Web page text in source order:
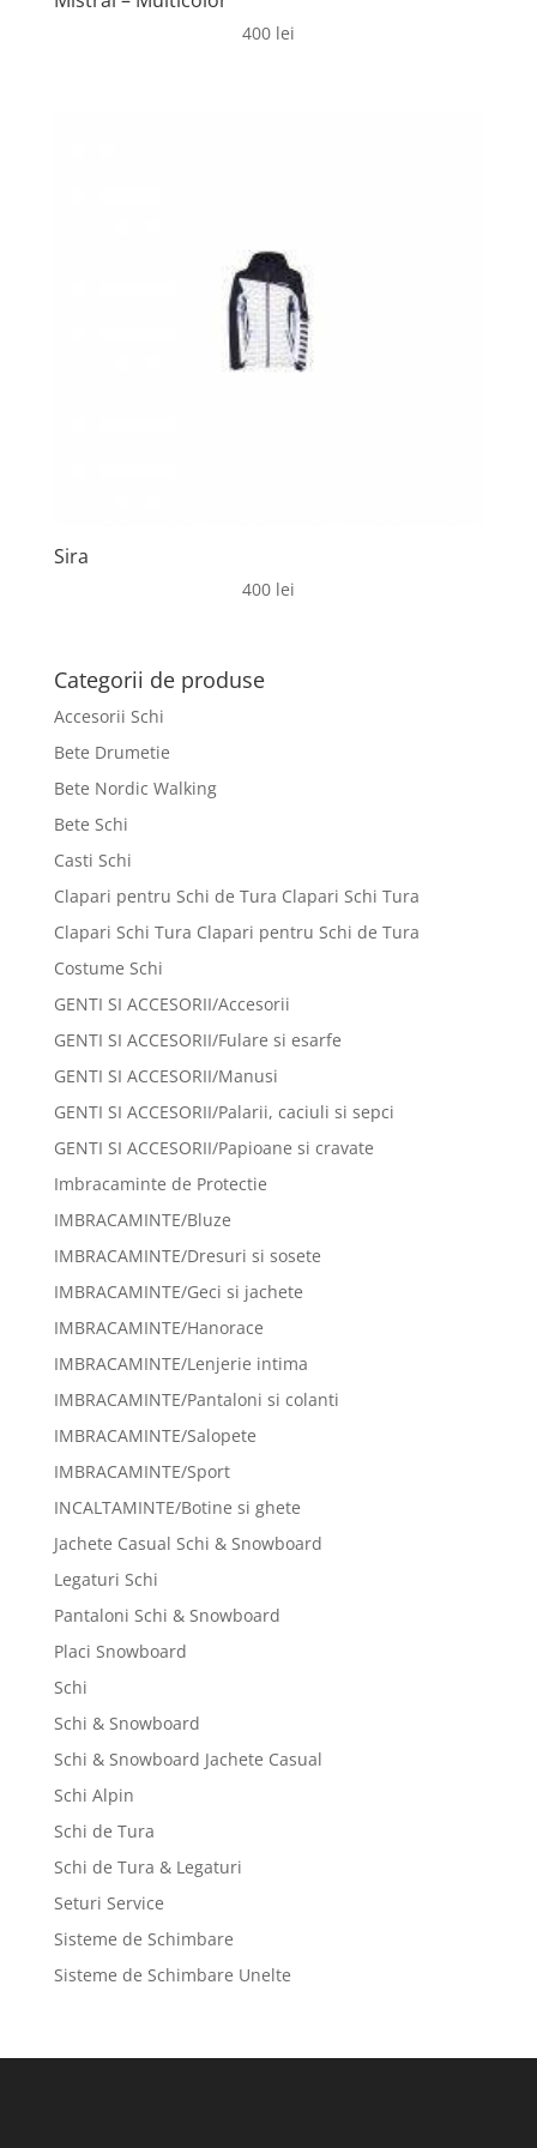
400 lei
Sira
400 lei
Categorii de produse
Accesorii Schi
Bete Drumetie
Bete Nordic Walking
Bete Schi
Casti Schi
Clapari pentru Schi de Tura Clapari Schi Tura
Clapari Schi Tura Clapari pentru Schi de Tura
Costume Schi
GENTI SI ACCESORII/Accesorii
GENTI SI ACCESORII/Fulare si esarfe
GENTI SI ACCESORII/Manusi
GENTI SI ACCESORII/Palarii, caciuli si sepci
GENTI SI ACCESORII/Papioane si cravate
Imbracaminte de Protectie
IMBRACAMINTE/Bluze
IMBRACAMINTE/Dresuri si sosete
IMBRACAMINTE/Geci si jachete
IMBRACAMINTE/Hanorace
IMBRACAMINTE/Lenjerie intima
IMBRACAMINTE/Pantaloni si colanti
IMBRACAMINTE/Salopete
IMBRACAMINTE/Sport
INCALTAMINTE/Botine si ghete
Jachete Casual Schi & Snowboard
Legaturi Schi
Pantaloni Schi & Snowboard
Placi Snowboard
Schi
Schi & Snowboard
Schi & Snowboard Jachete Casual
Schi Alpin
Schi de Tura
Schi de Tura & Legaturi
Seturi Service
Sisteme de Schimbare
Sisteme de Schimbare Unelte